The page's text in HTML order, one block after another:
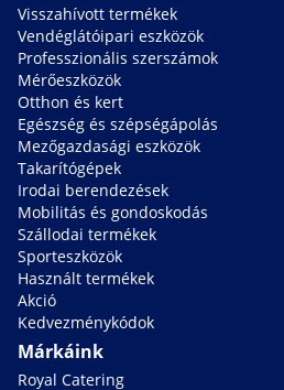
Visszahívott termékek
Vendéglátóipari eszközök
Professzionális szerszámok
Mérőeszközök
Otthon és kert
Egészség és szépségápolás
Mezőgazdasági eszközök
Takarítógépek
Irodai berendezések
Mobilitás és gondoskodás
Szállodai termékek
Sporteszközök
Használt termékek
Akció
Kedvezménykódok
Márkáink
Royal Catering